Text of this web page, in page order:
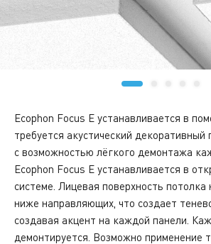
Ecophon Focus E устанавливается в
требуется акустический декоративный
с возможностью лёгкого демонтажа
Ecophon Focus E устанавливается в
системе. Лицевая поверхность потолка
ниже направляющих, что создает
создавая акцент на каждой панели.
демонтируется. Возможно применение